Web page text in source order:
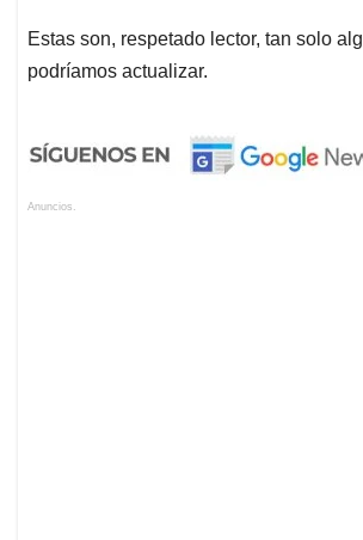
Estas son, respetado lector, tan solo
podríamos actualizar.
Anuncios.